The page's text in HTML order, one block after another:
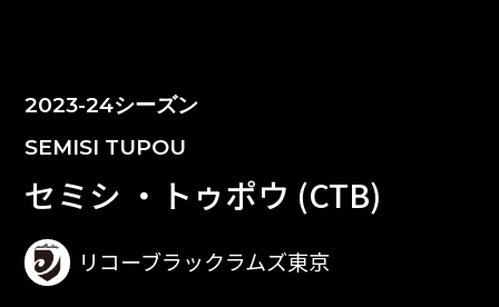
2023-24シーズン
SEMISI TUPOU
セミシ ・トゥポウ (CTB)
リコーブラックラムズ東京